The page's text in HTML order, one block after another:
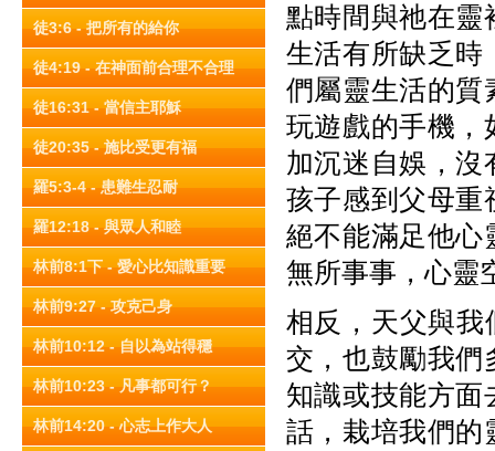
徒3:6 - 把所有的給你
徒4:19 - 在神面前合理不合理
徒16:31 - 當信主耶穌
徒20:35 - 施比受更有福
羅5:3-4 - 患難生忍耐
羅12:18 - 與眾人和睦
林前8:1下 - 愛心比知識重要
林前9:27 - 攻克己身
林前10:12 - 自以為站得穩
林前10:23 - 凡事都可行？
林前14:20 - 心志上作大人
點時間與祂在靈
生活有所缺乏時
們屬靈生活的質
玩遊戲的手機，
加沉迷自娛，沒
孩子感到父母重
絕不能滿足他心
無所事事，心靈
相反，天父與我
交，也鼓勵我們
知識或技能方面
話，栽培我們的